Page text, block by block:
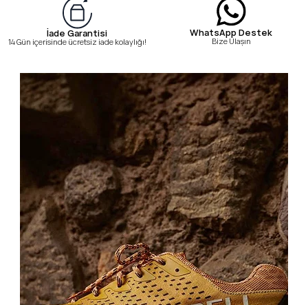
İade Garantisi
14 Gün içerisinde ücretsiz iade kolaylığı!
WhatsApp Destek
Bize Ulaşın